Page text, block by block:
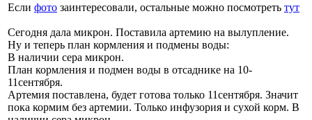
Если фото заинтересовали, остальные можно посмотреть тут
Сегодня дала микрон. Поставила артемию на вылупление.
Ну и теперь план кормления и подмены воды:
В наличии сера микрон.
План кормления и подмен воды в отсаднике на 10-
11сентября.
Артемия поставлена, будет готова только 11сентября. Значит
пока кормим без артемии. Только инфузория и сухой корм. В